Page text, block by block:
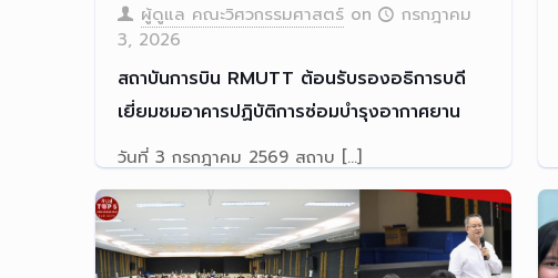
ผู้ดูแล คณะวิศวกรรมศาสตร์ on
กรกฎาคม
3, 2026
สถาบันการบิน RMUTT ต้อนรับรองอธิการบดี
เยี่ยมชมอาคารปฏิบัติการซ่อมบำรุงอากาศยาน
วันที่ 3 กรกฎาคม 2569 สถาบ […]
Read more